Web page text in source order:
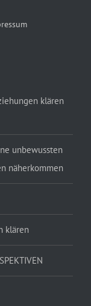
klären
unbewussten
näherkommen
klären